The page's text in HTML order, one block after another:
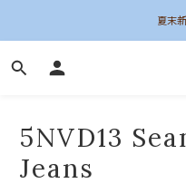
夏末
夏末
6UNE
夏末
5NVD13
Jeans